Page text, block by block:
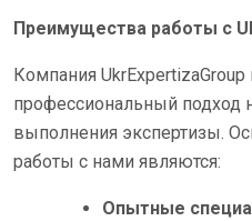
Преимущества работы с
Компания
профессиональный подход
выполнения экспертизы.
работы с нами являются:
Опытные